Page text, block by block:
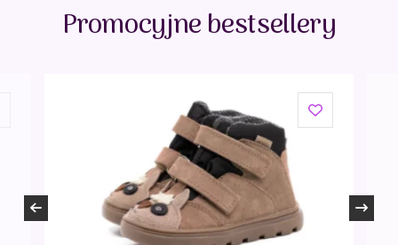
Marka:
Janod
Nazwa jednostki odpowiedzialnej za produkt na
terenie Unii Europejskiej:
Promocyjne bestsellery